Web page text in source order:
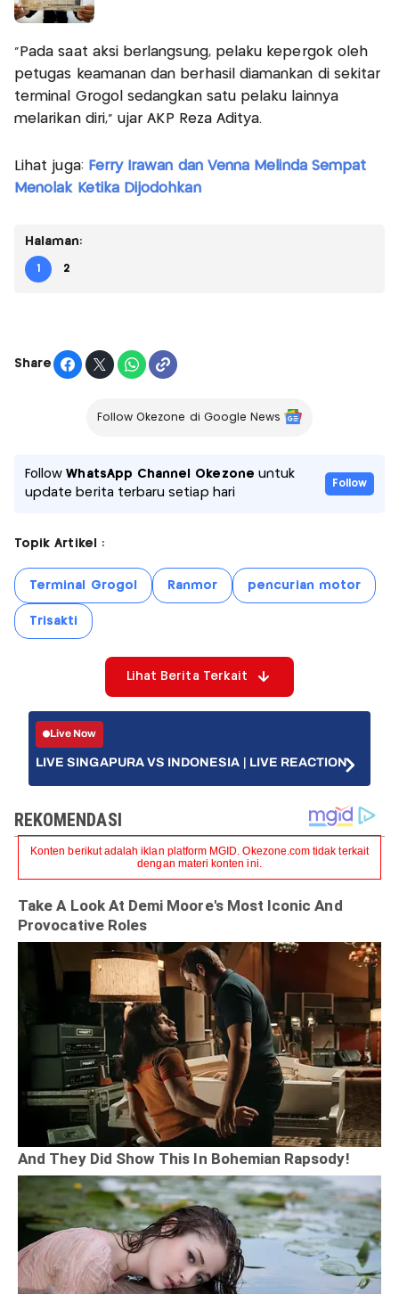
“Pada saat aksi berlangsung, pelaku kepergok oleh
petugas keamanan dan berhasil diamankan di sekitar
terminal Grogol sedangkan satu pelaku lainnya
melarikan diri,” ujar AKP Reza Aditya.
Lihat juga: Ferry Irawan dan Venna Melinda Sempat
Menolak Ketika Dijodohkan
Halaman:
1 2
Share
Follow Okezone di Google News
FollowWhatsApp Channel Okezone untuk
update berita terbaru setiap hari
Follow
Topik Artikel :
Terminal Grogol Ranmor pencurian motor
Trisakti
Lihat Berita Terkait
Live Now
LIVE SINGAPURA VS INDONESIA | LIVE REACTION